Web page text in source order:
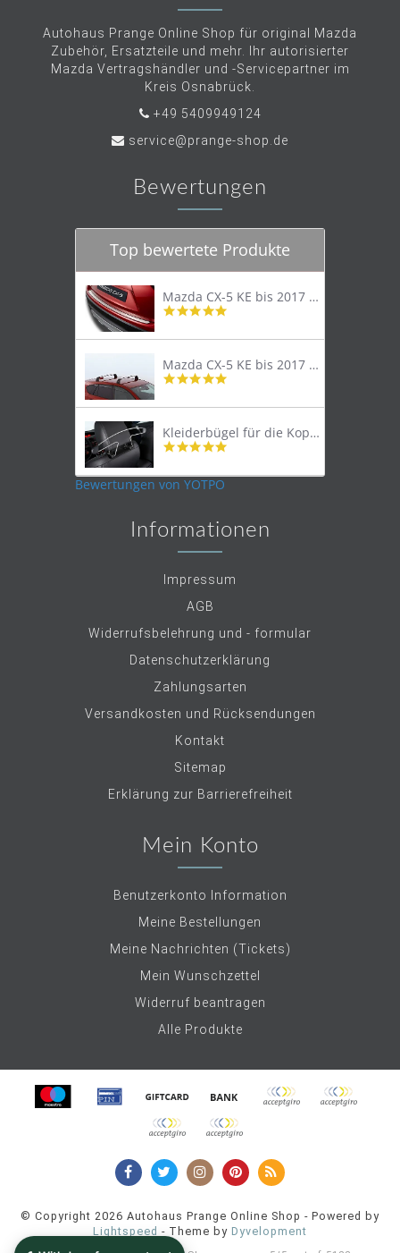
Autohaus Prange Online Shop für original Mazda
Zubehör, Ersatzteile und mehr. Ihr autorisierter
Mazda Vertragshändler und -Servicepartner im
Kreis Osnabrück.
+49 5409949124
service@prange-shop.de
Bewertungen
Top bewertete Produkte
Mazda CX-5 KE bis 2017 Trittschutzleiste Edelstahl original
4.8
rating
Mazda CX-5 KE bis 2017 Lastenträger Dachträger
4.9
rating
Kleiderbügel für die Kopfstütze
4.9
rating
Bewertungen von YOTPO
Informationen
Impressum
AGB
Widerrufsbelehrung und - formular
Datenschutzerklärung
Zahlungsarten
Versandkosten und Rücksendungen
Kontakt
Sitemap
Erklärung zur Barrierefreiheit
Mein Konto
Benutzerkonto Information
Meine Bestellungen
Meine Nachrichten (Tickets)
Mein Wunschzettel
Widerruf beantragen
Alle Produkte
© Copyright 2026 Autohaus Prange Online Shop - Powered by
Lightspeed - Theme by Dyvelopment